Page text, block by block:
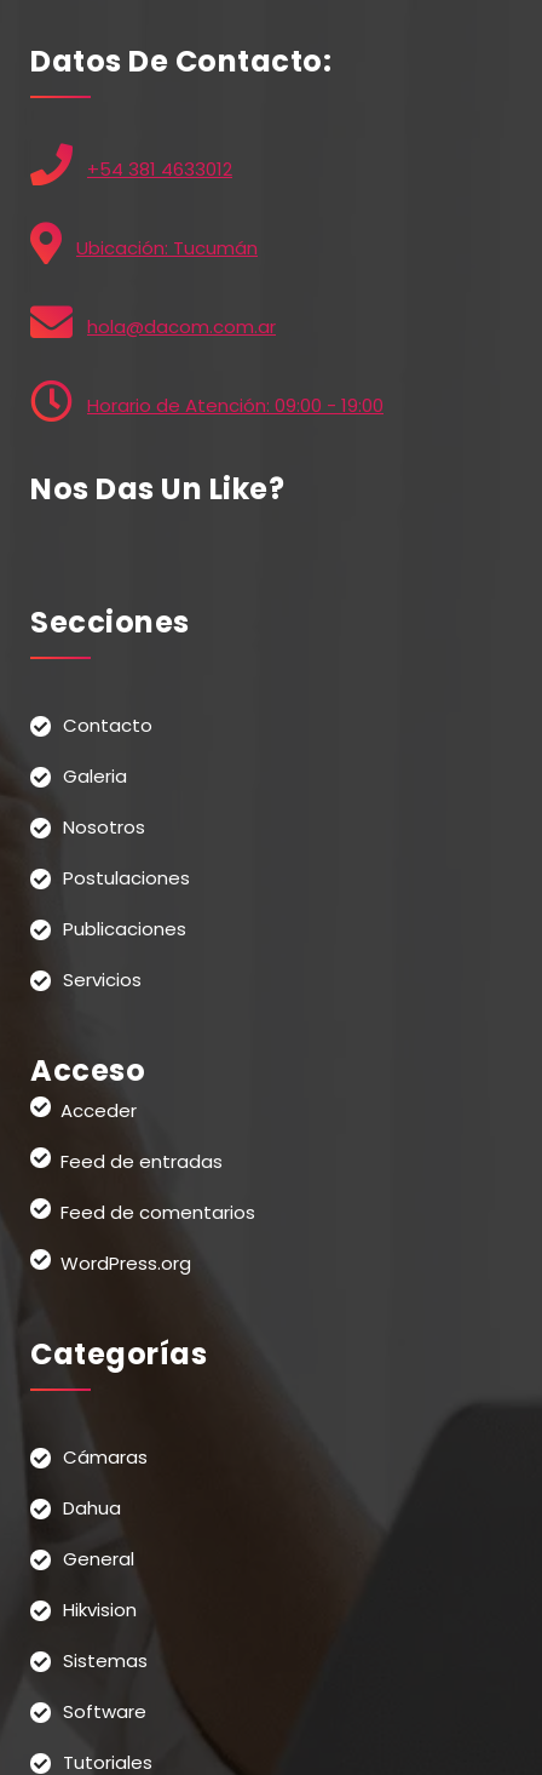
Datos De Contacto:
+54 381 4633012
Ubicación: Tucumán
hola@dacom.com.ar
Horario de Atención: 09:00 - 19:00
Nos Das Un Like?
Secciones
Contacto
Galeria
Nosotros
Postulaciones
Publicaciones
Servicios
Acceso
Acceder
Feed de entradas
Feed de comentarios
WordPress.org
Categorías
Cámaras
Dahua
General
Hikvision
Sistemas
Software
Tutoriales